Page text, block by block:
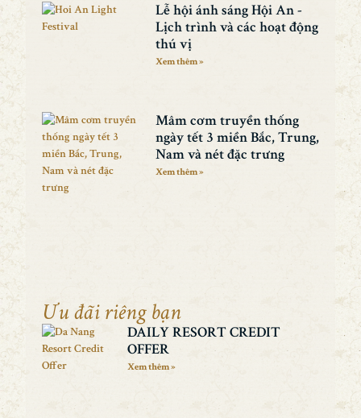
Lễ hội ánh sáng Hội An -
Lịch trình và các hoạt động
thú vị
Xem thêm »
Mâm cơm truyền thống
ngày tết 3 miền Bắc, Trung,
Nam và nét đặc trưng
Xem thêm »
Ưu đãi riêng bạn
DAILY RESORT CREDIT
OFFER
Xem thêm »